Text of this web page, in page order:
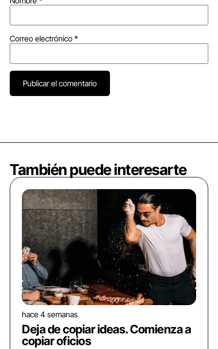
Correo electrónico *
También puede interesarte
hace 4 semanas
Deja de copiar ideas. Comienza a
copiar oficios